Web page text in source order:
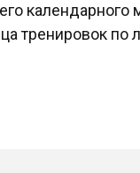
тренировок